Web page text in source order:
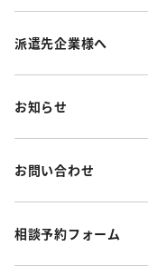
派遣先企業様へ
お知らせ
お問い合わせ
相談予約フォーム